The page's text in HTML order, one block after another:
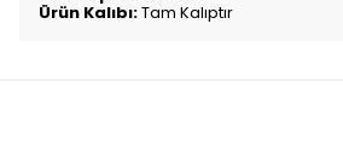
Ürün Kalıbı:Tam Kalıptır